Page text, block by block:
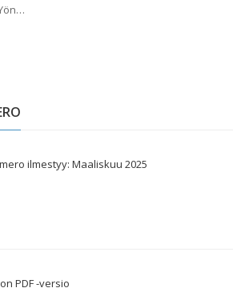
ilmestyy: Maaliskuu 2025
PDF -versio